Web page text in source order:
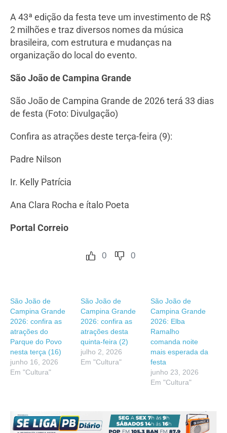
A 43ª edição da festa teve um investimento de R$
2 milhões e traz diversos nomes da música
brasileira, com estrutura e mudanças na
organização do local do evento.
São João de Campina Grande
São João de Campina Grande de 2026 terá 33 dias
de festa (Foto: Divulgação)
Confira as atrações deste terça-feira (9):
Padre Nilson
Ir. Kelly Patrícia
Ana Clara Rocha e ítalo Poeta
Portal Correio
0 0
São João de
Campina Grande
2026: confira as
atrações do
Parque do Povo
nesta terça (16)
junho 16, 2026
Em "Cultura"
São João de
Campina Grande
2026: confira as
atrações desta
quinta-feira (2)
julho 2, 2026
Em "Cultura"
São João de
Campina Grande
2026: Elba
Ramalho
comanda noite
mais esperada da
festa
junho 23, 2026
Em "Cultura"